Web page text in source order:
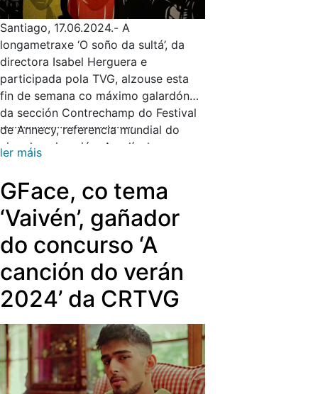
Santiago, 17.06.2024.- A
longametraxe ‘O soño da sultá’, da
directora Isabel Herguera e
participada pola TVG, alzouse esta
fin de semana co máximo galardón
da sección Contrechamp do Festival
de Annecy, referencia mundial do
cine de animación. A película, que
unha produción de Abano
Producións, El Gatoverde
Producciones, UniKo Estudio
Creativo, Sultana Films, Fabian&Fred
(España, Alemaña), co apoio da canle
pública galega.
A cinta baséase no conto
escritora nacional de Bangladesh
(1880-1932), no que narra a súa
historia persoal e a de Ladyland, un
mundo utópico gobernado por
...............................................
ler máis
GFace, co tema
‘Vaivén’, gañador
do concurso ‘A
canción do verán
2024’ da CRTVG